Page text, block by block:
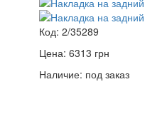
Код: 2/35289
Цена: 6313 грн
Наличие: под заказ